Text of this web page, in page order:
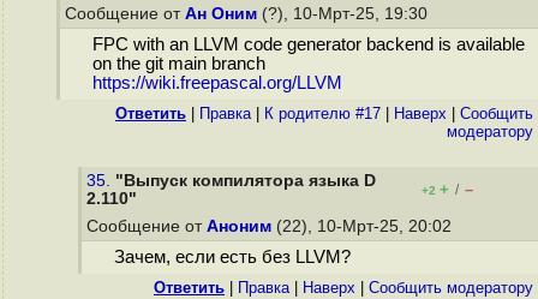
Сообщение от Ан Оним (?), 10-Мрт-25, 19:30
FPC with an LLVM code generator backend is available
on the git main branch
https://wiki.freepascal.org/LLVM
Ответить Правка| К родителю #17 Наверх
Cообщить
модератору
35. "Выпуск компилятора языка D
2.110"
+2 + / –
Сообщение от Аноним (22), 10-Мрт-25, 20:02
Зачем, если есть без LLVM?
Ответить Правка| Наверх Cообщить модератору